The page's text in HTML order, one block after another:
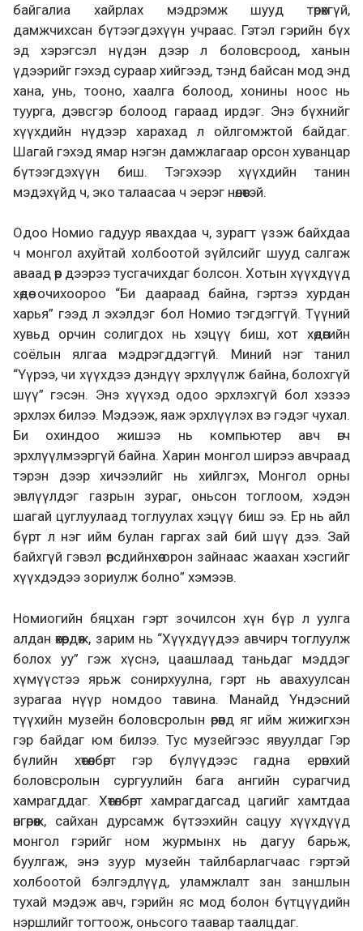
байгалиа хайрлах мэдрэмж шууд төрөхгүй,
дамжчихсан бүтээгдэхүүн учраас. Гэтэл гэрийн бүх
эд хэрэгсэл нүдэн дээр л боловсроод, ханын
үдээрийг гэхэд сураар хийгээд, тэнд байсан мод энд
хана, унь, тооно, хаалга болоод, хонины ноос нь
туурга, дэвсгэр болоод гараад ирдэг. Энэ бүхнийг
хүүхдийн нүдээр харахад л ойлгомжтой байдаг.
Шагай гэхэд ямар нэгэн дамжлагаар орсон хуванцар
бүтээгдэхүүн биш. Тэгэхээр хүүхдийн танин
мэдэхүйд ч, эко талаасаа ч эерэг нөлөөтэй.
Одоо Номио гадуур явахдаа ч, зурагт үзэж байхдаа
ч монгол ахуйтай холбоотой зүйлсийг шууд салгаж
аваад өөр дээрээ тусгачихдаг болсон. Хотын хүүхдүүд
хөдөө очихоороо “Би даараад байна, гэртээ хурдан
харья” гээд л эхэлдэг бол Номио тэгдэггүй. Түүний
хувьд орчин солигдох нь хэцүү биш, хот хөдөөгийн
соёлын ялгаа мэдрэгддэггүй. Миний нэг танил
“Үүрээ, чи хүүхдээ дэндүү эрхлүүлж байна, болохгүй
шүү” гэсэн. Энэ хүүхэд одоо эрхлэхгүй бол хэзээ
эрхлэх билээ. Мэдээж, яаж эрхлүүлэх вэ гэдэг чухал.
Би охиндоо жишээ нь компьютер авч өгч
эрхлүүлмээргүй байна. Харин монгол ширээ авчраад
тэрэн дээр хичээлийг нь хийлгэх, Монгол орны
эвлүүлдэг газрын зураг, оньсон тоглоом, хэдэн
шагай цуглуулаад тоглуулах хэцүү биш ээ. Ер нь айл
бүрт л нэг ийм булан гаргах зай бий шүү дээ. Зай
байхгүй гэвэл өөрсдийнхөө орон зайнаас жаахан хэсгийг
хүүхдэдээ зориулж болно” хэмээв.
Номиогийн бяцхан гэрт зочилсон хүн бүр л уулга
алдан өхөөрдөж, зарим нь “Хүүхдүүдээ авчирч тоглуулж
болох уу” гэж хүснэ, цаашлаад таньдаг мэддэг
хүмүүстээ ярьж сонирхуулна, гэрт нь авахуулсан
зурагаа нүүр номдоо тавина. Манайд Үндэсний
түүхийн музейн боловсролын өрөөнд яг ийм жижигхэн
гэр байдаг юм билээ. Тус музейгээс явуулдаг Гэр
бүлийн хөтөлбөрт гэр бүлүүдээс гадна ерөнхий
боловсролын сургуулийн бага ангийн сурагчид
хамрагддаг. Хөтөлбөрт хамрагдагсад цагийг хамтдаа
өнгөрөөж, сайхан дурсамж бүтээхийн сацуу хүүхдүүд
монгол гэрийг ном журмынх нь дагуу барьж,
буулгаж, энэ зуур музейн тайлбарлагчаас гэртэй
холбоотой бэлгэдлүүд, уламжлалт зан заншлын
тухай мэдэж авч, гэрийн яс мод болон бүтцүүдийн
нэршлийг тогтоож, оньсого таавар таалцдаг.